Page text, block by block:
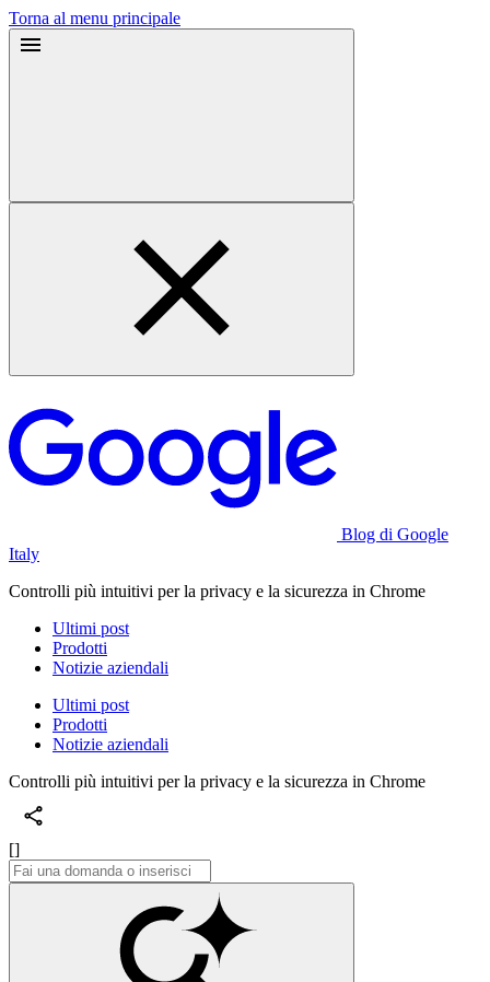
Torna al menu principale
Blog di Google
Italy
Controlli più intuitivi per la privacy e la sicurezza in Chrome
Ultimi post
Prodotti
Notizie aziendali
Ultimi post
Prodotti
Notizie aziendali
Controlli più intuitivi per la privacy e la sicurezza in Chrome
[]